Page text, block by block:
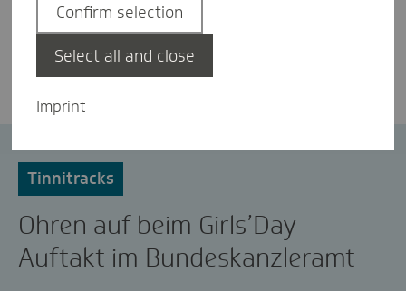
Christopher Conze
Tinnitracks
Ohren auf beim Girls’Day
Auftakt im Bundeskanzleramt
Imprint
Confirm selection
Select all and close